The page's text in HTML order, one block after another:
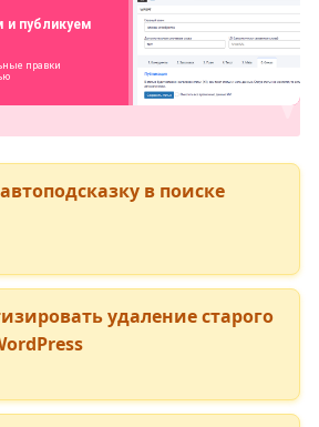
в поиске
удаление старого